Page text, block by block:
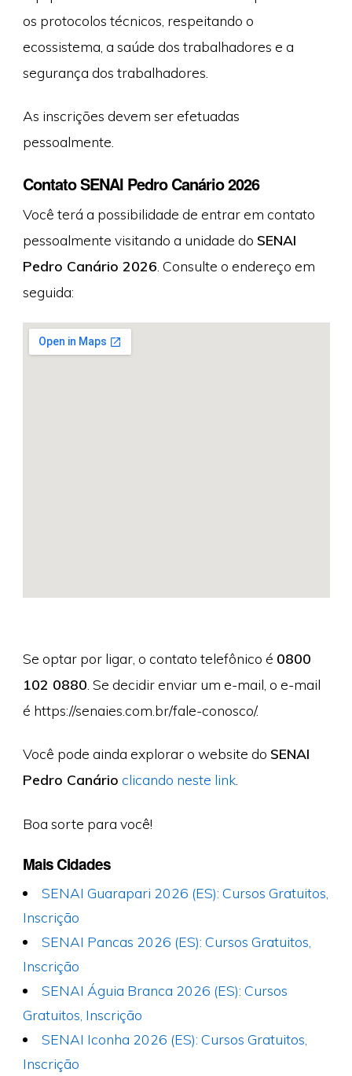
os protocolos técnicos, respeitando o
ecossistema, a saúde dos trabalhadores e a
segurança dos trabalhadores.
As inscrições devem ser efetuadas
pessoalmente.
Contato SENAI Pedro Canário 2026
Você terá a possibilidade de entrar em contato
pessoalmente visitando a unidade do SENAI
Pedro Canário 2026 . Consulte o endereço em
seguida:
Se optar por ligar, o contato telefônico é 0800
102 0880 . Se decidir enviar um e-mail, o e-mail
é https://senaies.com.br/fale-conosco/.
Você pode ainda explorar o website do SENAI
Pedro Canário clicando neste link.
Boa sorte para você!
Mais Cidades
SENAI Guarapari 2026 (ES): Cursos Gratuitos,
Inscrição
SENAI Pancas 2026 (ES): Cursos Gratuitos,
Inscrição
SENAI Águia Branca 2026 (ES): Cursos
Gratuitos, Inscrição
SENAI Iconha 2026 (ES): Cursos Gratuitos,
Inscrição